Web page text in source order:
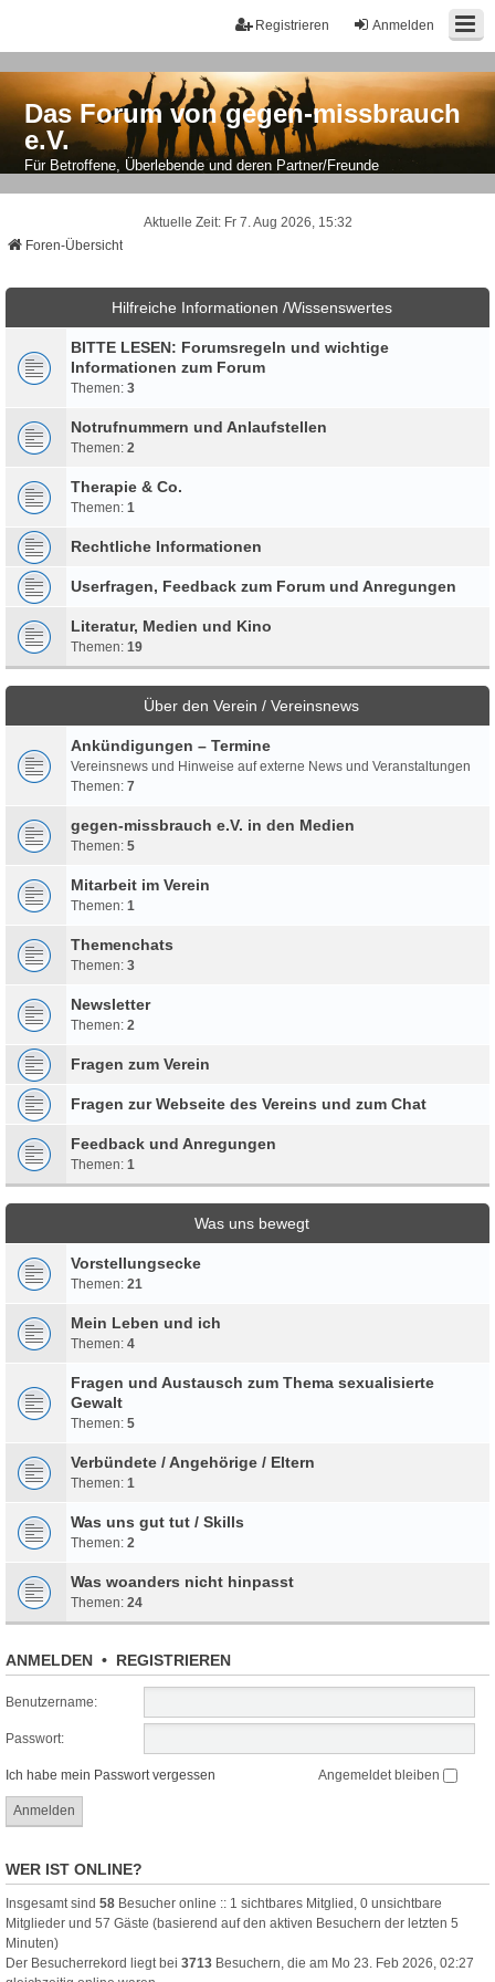
Anmelden
Registrieren
Das Forum von gegen-missbrauch
e.V.
Für Betroffene, Überlebende und deren Partner/Freunde
Aktuelle Zeit: Fr 7. Aug 2026, 15:32
Foren-Übersicht
Hilfreiche Informationen /Wissenswertes
BITTE LESEN: Forumsregeln und wichtige
Informationen zum Forum
Themen: 3
Notrufnummern und Anlaufstellen
Themen: 2
Therapie & Co.
Themen: 1
Rechtliche Informationen
Userfragen, Feedback zum Forum und Anregungen
Literatur, Medien und Kino
Themen: 19
Über den Verein / Vereinsnews
Ankündigungen – Termine
Vereinsnews und Hinweise auf externe News und Veranstaltungen
Themen: 7
gegen-missbrauch e.V. in den Medien
Themen: 5
Mitarbeit im Verein
Themen: 1
Themenchats
Themen: 3
Newsletter
Themen: 2
Fragen zum Verein
Fragen zur Webseite des Vereins und zum Chat
Feedback und Anregungen
Themen: 1
Was uns bewegt
Vorstellungsecke
Themen: 21
Mein Leben und ich
Themen: 4
Fragen und Austausch zum Thema sexualisierte
Gewalt
Themen: 5
Verbündete / Angehörige / Eltern
Themen: 1
Was uns gut tut / Skills
Themen: 2
Was woanders nicht hinpasst
Themen: 24
ANMELDEN • REGISTRIEREN
Benutzername:
Passwort:
Ich habe mein Passwort vergessen Angemeldet bleiben
WER IST ONLINE?
Insgesamt sind 58 Besucher online :: 1 sichtbares Mitglied, 0 unsichtbare
Mitglieder und 57 Gäste (basierend auf den aktiven Besuchern der letzten 5
Minuten)
Der Besucherrekord liegt bei 3713 Besuchern, die am Mo 23. Feb 2026, 02:27